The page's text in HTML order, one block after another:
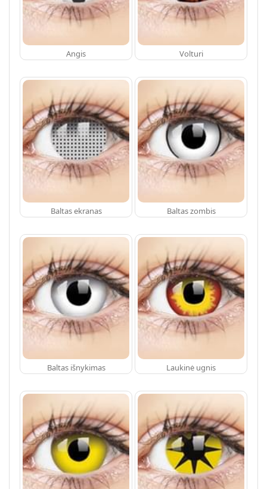
Angis Volturi
Baltas ekranas Baltas zombis
Baltas išnykimas Laukinė ugnis